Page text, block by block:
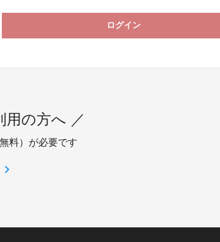
ログイン
用の方へ ／
料）が必要です